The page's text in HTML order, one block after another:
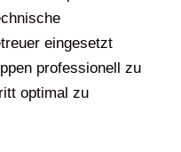
eingesetzt
professionell zu
optimal zu